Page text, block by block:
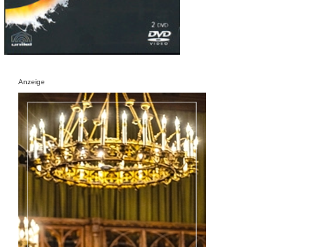
Anzeige